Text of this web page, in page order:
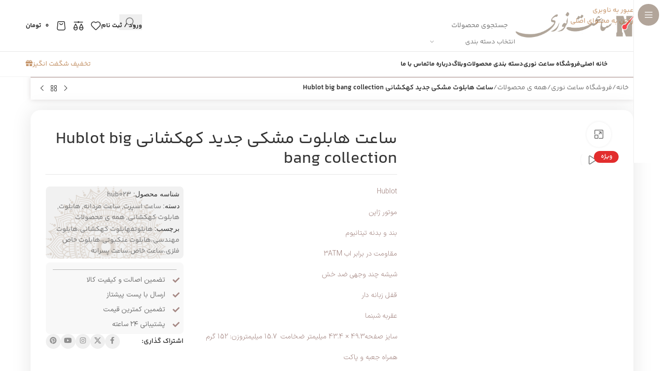
عبور به ناوبری
رفتن به محتوای اصلی
انتخاب دسته بندی
ورود / ثبت نام 0 تومان
خانه اصلیفروشگاه ساعت نوریدسته بندی محصولاتوبلاگدرباره ماتماس با ما تخفیف شگفت انگیز
خانه/فروشگاه ساعت نوری/همه ی محصولات/ساعت هابلوت مشکی جدید کهکشانی Hublot big bang collection
ویژه
ساعت هابلوت مشکی جدید کهکشانی Hublot big
bang collection
Hublot
موتور ژاپن
بند و بدنه تیتانیوم
مقاومت در برابر اب 3ATM
شیشه چند وجهی ضد خش
قفل زبانه دار
عقربه شبنما
سایز صفحه49.3 × 43.4 میلیمتر ضخامت 15.7 میلیمتروزن: 152 گرم
همراه جعبه و پاکت
شناسه محصول: hub023
دسته: ساعت اسپرت,ساعت مردانه,هابلوت,
هابلوت کهکشانی,همه ی محصولات
برچسب:هابلوتفهابلوت کهکشانی،هابلوت
مهندسی،هابلوت عنکبوتی،هابلوت خاص
فلزی،ساعت خاص،ساعت پسرانه
تضمین اصالت و کیفیت کالا
ارسال با پست پیشتاز
تضمین کمترین قیمت
پشتیبانی ۲۴ ساعته
اشتراک گذاری: